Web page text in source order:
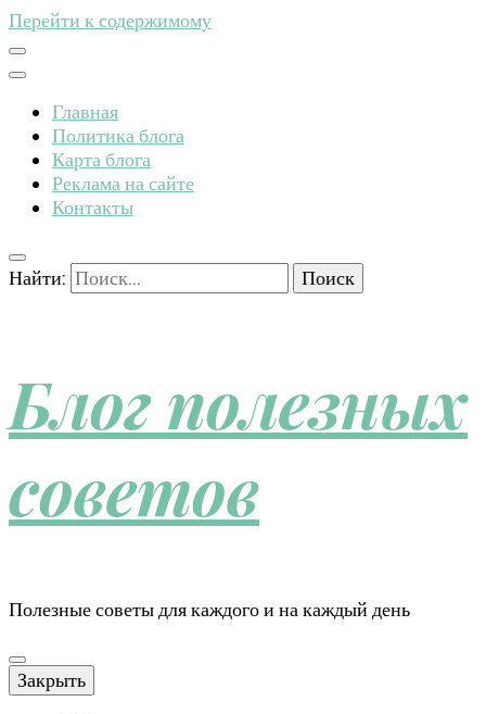
Перейти к содержимому
Главная
Политика блога
Карта блога
Реклама на сайте
Контакты
Найти:
Блог полезных
советов
Полезные советы для каждого и на каждый день
Закрыть